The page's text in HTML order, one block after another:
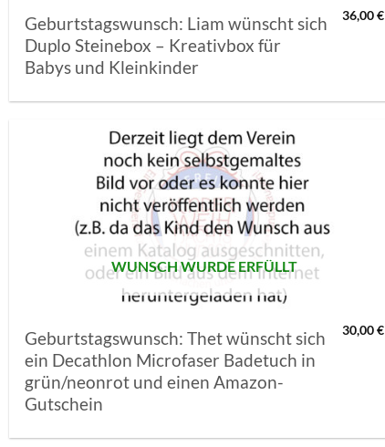
Geburtstagswunsch: Liam wünscht sich
Duplo Steinebox – Kreativbox für
Babys und Kleinkinder
36,00€
WUNSCH WURDE ERFÜLLT
Geburtstagswunsch: Thet wünscht sich
ein Decathlon Microfaser Badetuch in
grün/neonrot und einen Amazon-
Gutschein
30,00€